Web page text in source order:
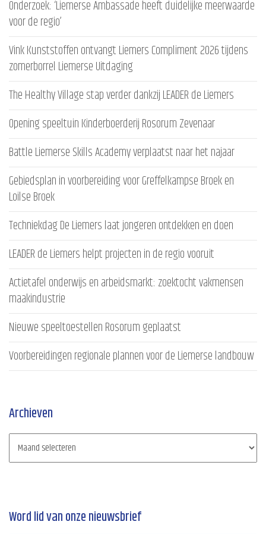
Onderzoek: ‘Liemerse Ambassade heeft duidelijke meerwaarde
voor de regio’
Vink Kunststoffen ontvangt Liemers Compliment 2026 tijdens
zomerborrel Liemerse Uitdaging
The Healthy Village stap verder dankzij LEADER de Liemers
Opening speeltuin Kinderboerderij Rosorum Zevenaar
Battle Liemerse Skills Academy verplaatst naar het najaar
Gebiedsplan in voorbereiding voor Greffelkampse Broek en
Loilse Broek
Techniekdag De Liemers laat jongeren ontdekken en doen
LEADER de Liemers helpt projecten in de regio vooruit
Actietafel onderwijs en arbeidsmarkt: zoektocht vakmensen
maakindustrie
Nieuwe speeltoestellen Rosorum geplaatst
Voorbereidingen regionale plannen voor de Liemerse landbouw
Archieven
Word lid van onze nieuwsbrief